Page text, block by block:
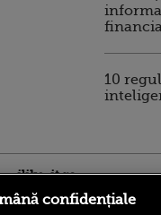
10
ilike-it.ro
confidențiale